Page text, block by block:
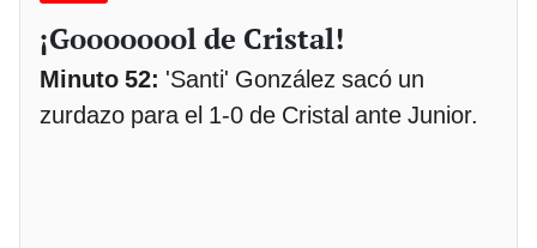
¡Goooooool de Cristal!
Minuto 52: 'Santi' González sacó un
zurdazo para el 1-0 de Cristal ante Junior.